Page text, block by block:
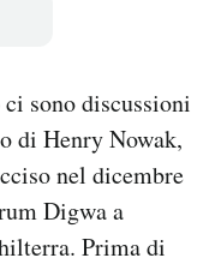
sono discussioni
di Henry Nowak,
nel dicembre
Digwa a
Prima di